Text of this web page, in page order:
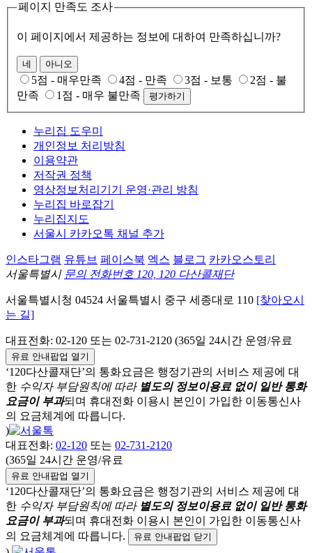
페이지 만족도 조사
이 페이지에서 제공하는 정보에 대하여 만족하십니까?
네 아니오
5점 - 매우만족 4점 - 만족 3점 - 보통
2점 - 불
만족
1점 - 매우 불만족 평가하기
누리집 도우미
개인정보 처리방침
이용약관
저작권 정책
영상정보처리기기 운영·관리 방침
누리집 바로잡기
누리집지도
서울시 카카오톡 채널 추가
인스타그램 유튜브 페이스북 엑스 블로그 카카오스토리
서울특별시 문의 전화번호 120, 120 다산콜재단
서울특별시청 04524 서울특별시 중구 세종대로 110 [찾아오시
는 길]
대표전화: 02-120 또는 02-731-2120 (365일 24시간 운영/유료
유료 안내팝업 열기
‘120다산콜재단’의 통화요금은 행정기관의 서비스 제공에 대
한 수익자 부담원칙에 따라 별도의 정보이용료 없이 일반 통화
요금이 부과되며 휴대전화 이용시 본인이 가입한 이동통신사
의 요금체계에 따릅니다.
)
대표전화: 02-120 또는 02-731-2120
(365일 24시간 운영/유료
유료 안내팝업 열기
‘120다산콜재단’의 통화요금은 행정기관의 서비스 제공에 대
한 수익자 부담원칙에 따라 별도의 정보이용료 없이 일반 통화
요금이 부과되며 휴대전화 이용시 본인이 가입한 이동통신사
의 요금체계에 따릅니다.
유료 안내팝업 닫기